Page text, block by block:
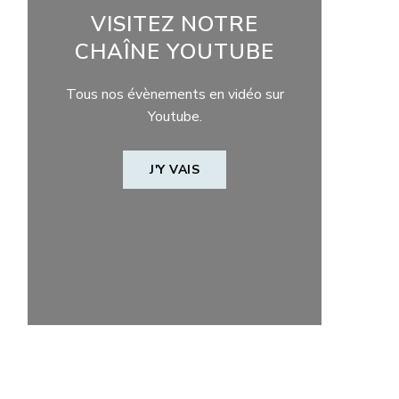
VISITEZ NOTRE
CHAÎNE YOUTUBE
Tous nos évènements en vidéo sur
Youtube.
J'Y VAIS